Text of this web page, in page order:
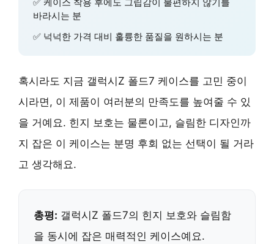
바라시는 분
✅ 넉넉한 가격 대비 훌륭한 품질을 원하시는 분
혹시라도 지금 갤럭시Z 폴드7 케이스를 고민 중이
시라면, 이 제품이 여러분의 만족도를 높여줄 수 있
을 거예요. 힌지 보호는 물론이고, 슬림한 디자인까
지 잡은 이 케이스는 분명 후회 없는 선택이 될 거라
고 생각해요.
총평: 갤럭시Z 폴드7의 힌지 보호와 슬림함
을 동시에 잡은 매력적인 케이스예요.